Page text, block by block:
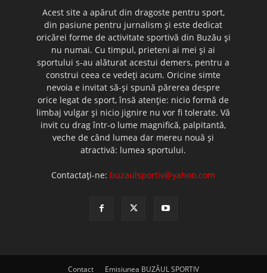
Acest site a apărut din dragoste pentru sport,
din pasiune pentru jurnalism şi este dedicat
oricărei forme de activitate sportivă din Buzău şi
nu numai. Cu timpul, prieteni ai mei şi ai
sportului s-au alăturat acestui demers, pentru a
construi ceea ce vedeţi acum. Oricine simte
nevoia e invitat să-şi spună părerea despre
orice legat de sport, însă atenţie: nicio formă de
limbaj vulgar şi nicio jignire nu vor fi tolerate. Vă
invit cu drag într-o lume magnifică, palpitantă,
veche de când lumea dar mereu nouă şi
atractivă: lumea sportului.
Contactați-ne: buzaulsportiv@yahoo.com
Contact Emisiunea BUZĂUL SPORTIV